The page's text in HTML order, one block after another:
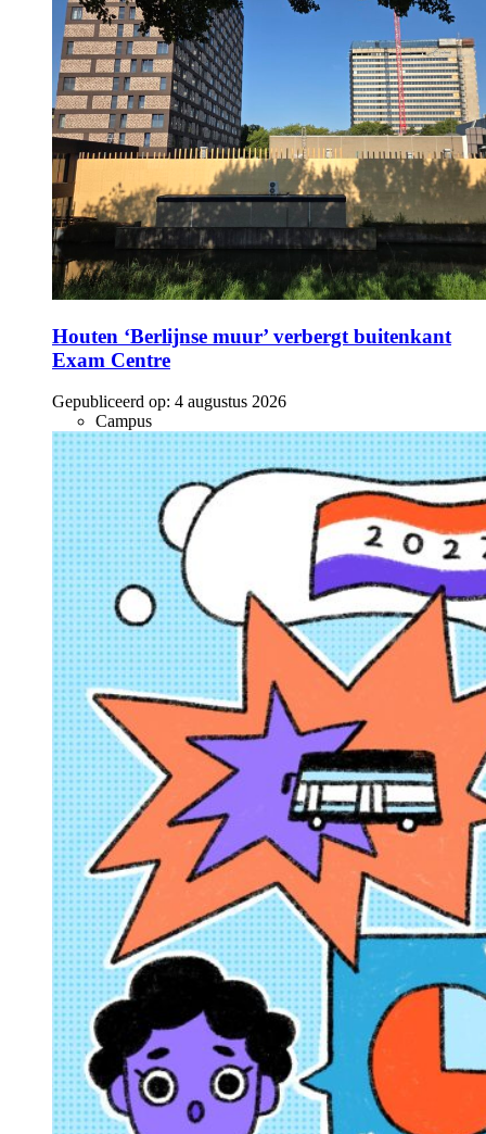
Houten ‘Berlijnse muur’ verbergt buitenkant
Exam Centre
Gepubliceerd op: 4 augustus 2026
Campus